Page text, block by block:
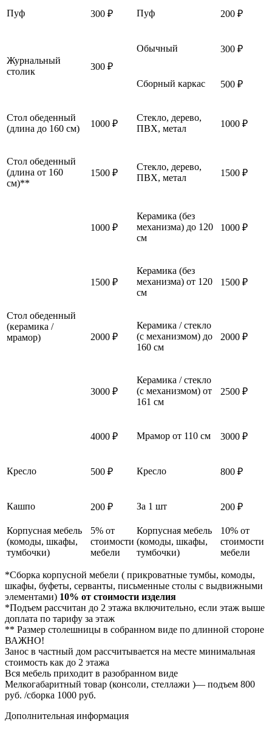
Пуф 300 ₽ Пуф 200 ₽
Журнальный
столик
300 ₽
Обычный 300 ₽
Сборный каркас 500 ₽
Стол обеденный
(длина до 160 см)
1000 ₽
Стекло, дерево,
ПВХ, метал
1000 ₽
Стол обеденный
(длина от 160
см)**
1500 ₽
Стекло, дерево,
ПВХ, метал
1500 ₽
Стол обеденный
(керамика /
мрамор)
1000 ₽
Керамика (без
механизма) до 120
см
1000 ₽
1500 ₽
Керамика (без
механизма) от 120
см
1500 ₽
2000 ₽
Керамика / стекло
(с механизмом) до
160 см
2000 ₽
3000 ₽
Керамика / стекло
(с механизмом) от
161 см
2500 ₽
4000 ₽ Мрамор от 110 см 3000 ₽
Кресло 500 ₽ Кресло 800 ₽
Кашпо 200 ₽ За 1 шт 200 ₽
Корпусная мебель
(комоды, шкафы,
тумбочки)
5% от
стоимости
мебели
Корпусная мебель
(комоды, шкафы,
тумбочки)
10% от
стоимости
мебели
*Сборка корпусной мебели ( прикроватные тумбы, комоды,
шкафы, буфеты, серванты, письменные столы с выдвижными
элементами) 10% от стоимости изделия
*Подъем рассчитан до 2 этажа включительно, если этаж выше
доплата по тарифу за этаж
** Размер столешницы в собранном виде по длинной стороне
ВАЖНО!
Занос в частный дом рассчитывается на месте минимальная
стоимость как до 2 этажа
Вся мебель приходит в разобранном виде
Мелкогабаритный товар (консоли, стеллажи )— подъем 800
руб. /сборка 1000 руб.
Дополнительная информация